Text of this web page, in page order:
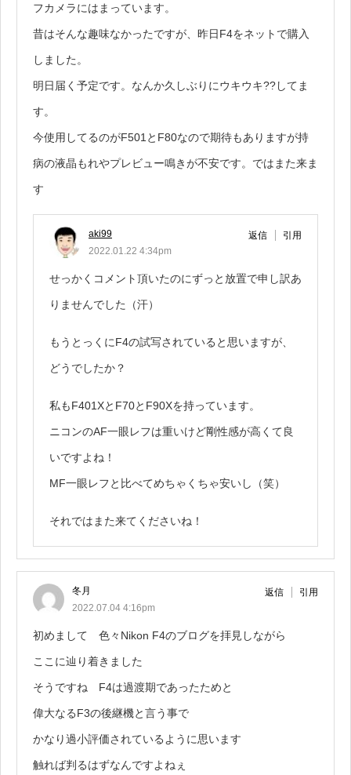
フカメラにはまっています。
昔はそんな趣味なかったですが、昨日F4をネットで購入
しました。
明日届く予定です。なんか久しぶりにウキウキ??してま
す。
今使用してるのがF501とF80なので期待もありますが持
病の液晶もれやプレビュー鳴きが不安です。ではまた来ま
す
aki99
2022.01.22 4:34pm
返信 引用
せっかくコメント頂いたのにずっと放置で申し訳あ
りませんでした（汗）
もうとっくにF4の試写されていると思いますが、
どうでしたか？
私もF401XとF70とF90Xを持っています。
ニコンのAF一眼レフは重いけど剛性感が高くて良
いですよね！
MF一眼レフと比べてめちゃくちゃ安いし（笑）
それではまた来てくださいね！
冬月
2022.07.04 4:16pm
返信 引用
初めまして 色々Nikon F4のブログを拝見しながら
ここに辿り着きました
そうですね F4は過渡期であったためと
偉大なるF3の後継機と言う事で
かなり過小評価されているように思います
触れば判るはずなんですよねぇ